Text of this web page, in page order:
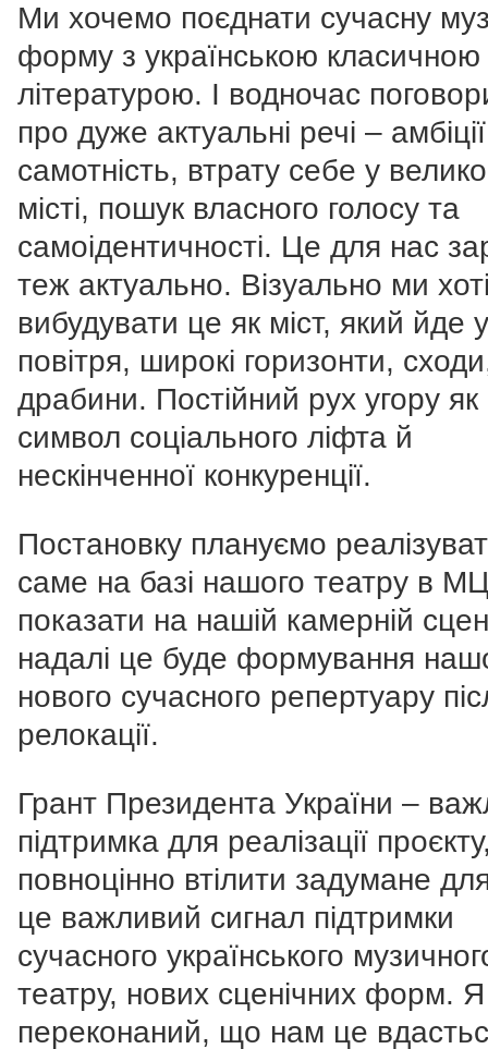
Ми хочемо поєднати сучасну
форму з українською класичною
літературою. І водночас
про дуже актуальні речі –
самотність, втрату себе у
місті, пошук власного голосу та
самоідентичності. Це для нас
теж актуально. Візуально ми
вибудувати це як міст, який йде у
повітря, широкі горизонти,
драбини. Постійний рух угору як
символ соціального ліфта й
нескінченної конкуренції.
Постановку плануємо
саме на базі нашого театру в
показати на нашій камерній
надалі це буде формування
нового сучасного репертуару
релокації.
Грант Президента України –
підтримка для реалізації
повноцінно втілити задумане
це важливий сигнал підтримки
сучасного українського
театру, нових сценічних форм. Я
переконаний, що нам це